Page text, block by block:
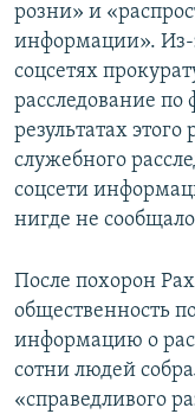
розни» и
информации». Из-
соцсетях
расследование
результатах
служебного
соцсети
нигде не
После похорон
общественность
информацию о
сотни людей
«справедливого